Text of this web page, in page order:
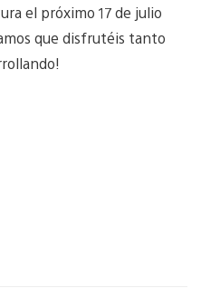
el próximo 17 de julio
que disfrutéis tanto